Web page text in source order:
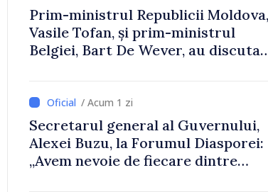
Prim-ministrul Republicii Moldova,
Vasile Tofan, și prim-ministrul
Belgiei, Bart De Wever, au discutat
/ Acum 1 zi
Secretarul general al Guvernului,
Alexei Buzu, la Forumul Diasporei:
„Avem nevoie de fiecare dintre